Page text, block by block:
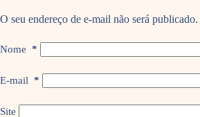
O seu endereço de e-mail não será publicado.
Nome *
E-mail *
Site